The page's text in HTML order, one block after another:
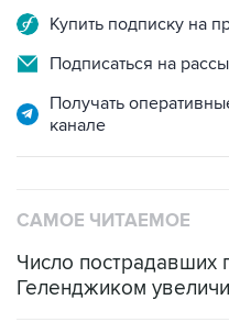
Купить подписку на
Подписаться на
Получать
канале
САМОЕ ЧИТАЕМОЕ
Число
Геленджиком